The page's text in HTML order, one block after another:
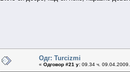
Одг: Turcizmi
« Одговор #21 у: 09.34 ч.